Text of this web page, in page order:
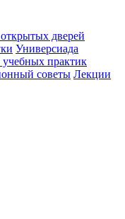
дверей
Универсиада
учебных практик
советы Лекции